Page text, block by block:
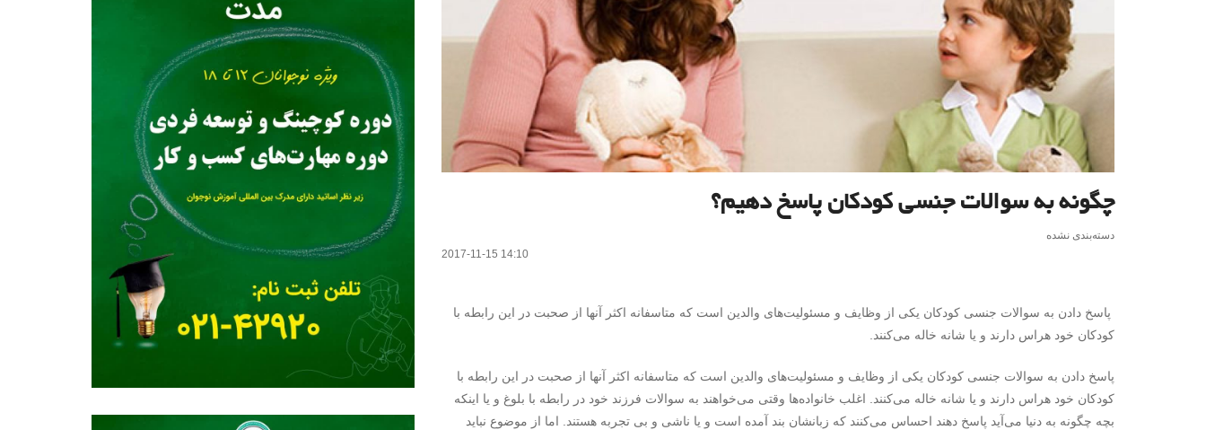
چگونه به سوالات جنسی کودکان پاسخ دهیم؟
دسته‌بندی نشده
2017-11-15 14:10
پاسخ دادن به سوالات جنسی کودکان یکی از وظایف و مسئولیت‌‌های والدین است که متاسفانه اکثر آنها از صحبت در این رابطه با
کودکان خود هراس دارند و یا شانه خاله می‌کنند.
پاسخ دادن به سوالات جنسی کودکان یکی از وظایف و مسئولیت‌‌های والدین است که متاسفانه اکثر آنها از صحبت در این رابطه با
کودکان خود هراس دارند و یا شانه خاله می‌کنند. اغلب خانواده‌ها وقتی می‌خواهند به سوالات فرزند خود در رابطه با بلوغ و یا اینکه
بچه چگونه به دنیا می‌‌آید پاسخ دهند احساس می‌کنند که زبانشان بند آمده است و یا ناشی و بی تجربه هستند. اما از موضوع نباید